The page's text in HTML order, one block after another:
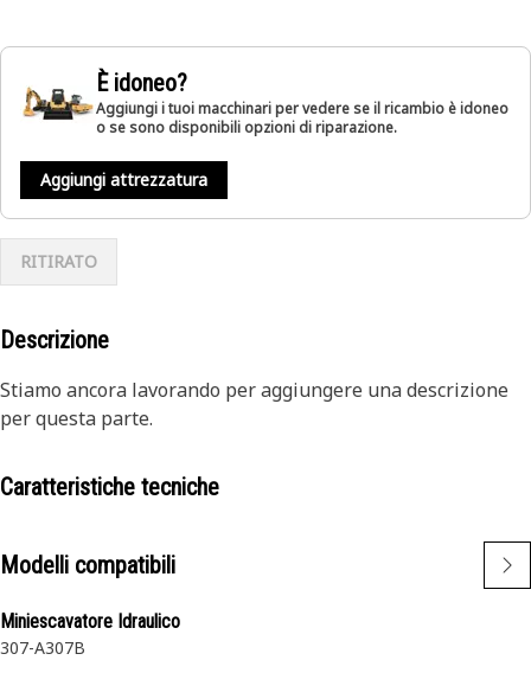
È idoneo?
Aggiungi i tuoi macchinari per vedere se il ricambio è idoneo
o se sono disponibili opzioni di riparazione.
Aggiungi attrezzatura
RITIRATO
Descrizione
Stiamo ancora lavorando per aggiungere una descrizione
per questa parte.
Caratteristiche tecniche
Modelli compatibili
Miniescavatore Idraulico
307-A307B